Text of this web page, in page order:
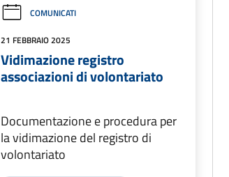
COMUNICATI
21 FEBBRAIO 2025
Vidimazione registro
associazioni di volontariato
Documentazione e procedura per
la vidimazione del registro di
volontariato